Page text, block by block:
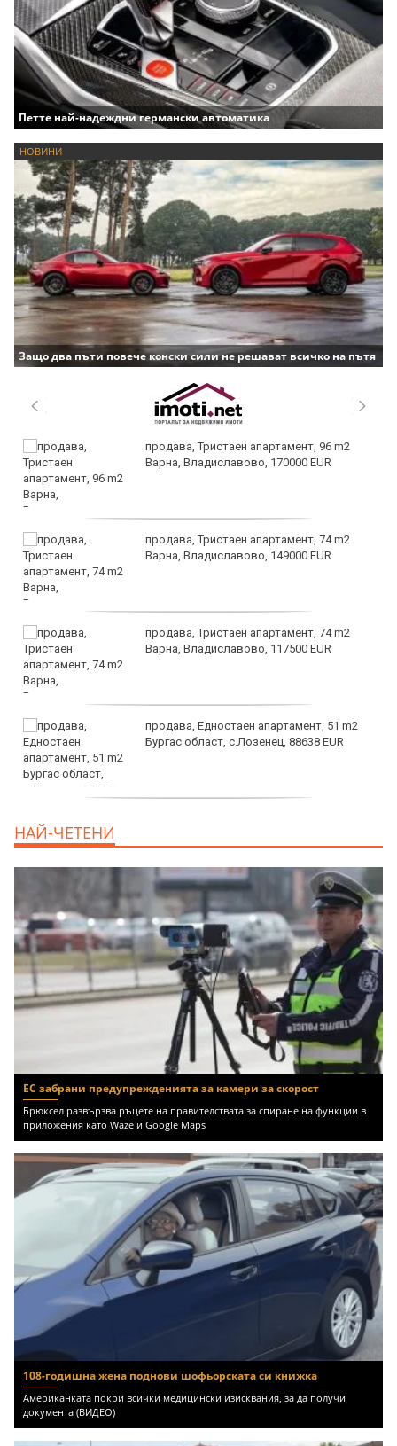
Петте най-надеждни германски автоматика
НОВИНИ
Защо два пъти повече конски сили не решават всичко на пътя
продава, Тристаен апартамент, 96 m2
Варна, Владиславово, 170000 EUR
продава, Тристаен апартамент, 74 m2
Варна, Владиславово, 149000 EUR
продава, Тристаен апартамент, 74 m2
Варна, Владиславово, 117500 EUR
продава, Едностаен апартамент, 51 m2
Бургас област, с.Лозенец, 88638 EUR
EUR
НАЙ-ЧЕТЕНИ
ЕС забрани предупрежденията за камери за скорост
Брюксел развързва ръцете на правителствата за спиране на функции в
приложения като Waze и Google Maps
108-годишна жена поднови шофьорската си книжка
Американката покри всички медицински изисквания, за да получи
документа (ВИДЕО)